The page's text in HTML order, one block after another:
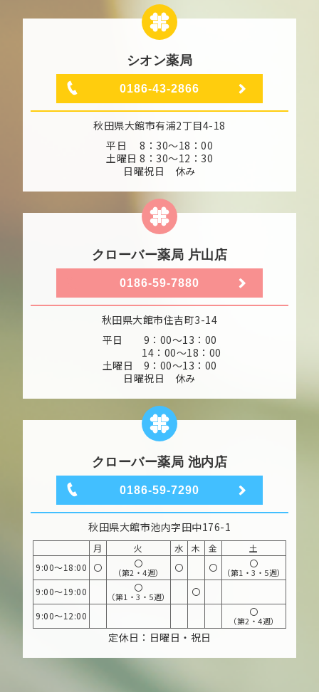
シオン薬局
0186-43-2866
秋田県大館市有浦2丁目4-18
平日 8：30～18：00
土曜日 8：30～12：30
日曜祝日 休み
クローバー薬局 片山店
0186-59-7880
秋田県大館市住吉町3-14
平日 9：00～13：00
14：00～18：00
土曜日 9：00～13：00
日曜祝日 休み
クローバー薬局 池内店
0186-59-7290
秋田県大館市池内字田中176-1
月 火 水 木 金
土
9:00～18:00
〇 〇
（第2・4週） 〇 〇 〇
（第1・3・5週）
9:00～19:00 〇
（第1・3・5週）
〇
9:00～12:00
〇
（第2・4週）
定休日：日曜日・祝日